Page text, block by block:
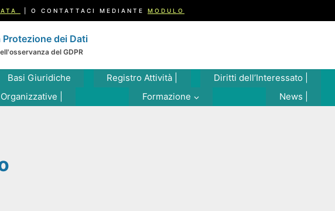
| O CONTATTACI MEDIANTE MODULO
Protezione dei Dati
del GDPR
Basi Giuridiche Registro Attività |
Diritti dell’Interessato |
| Formazione News |